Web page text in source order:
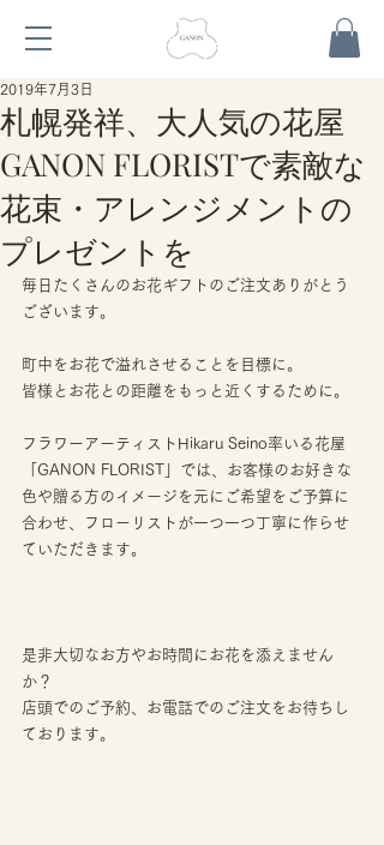
札幌発祥、大人気の花屋
GANON FLORISTで素敵な
花束・アレンジメントの
プレゼントを
2019年7月3日
毎日たくさんのお花ギフトのご注文ありがとう
ございます。
町中をお花で溢れさせることを目標に。
皆様とお花との距離をもっと近くするために。
フラワーアーティストHikaru Seino率いる花屋
「GANON FLORIST」では、お客様のお好きな
色や贈る方のイメージを元にご希望をご予算に
合わせ、フローリストが一つ一つ丁寧に作らせ
ていただきます。
是非大切なお方やお時間にお花を添えません
か？
店頭でのご予約、お電話でのご注文をお待ちし
ております。